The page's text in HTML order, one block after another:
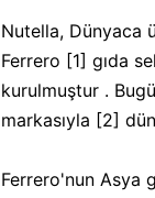
Nutella, Dünyaca
Ferrero [1] gıda
kurulmuştur .
markasıyla [2]
Ferrero'nun Asya